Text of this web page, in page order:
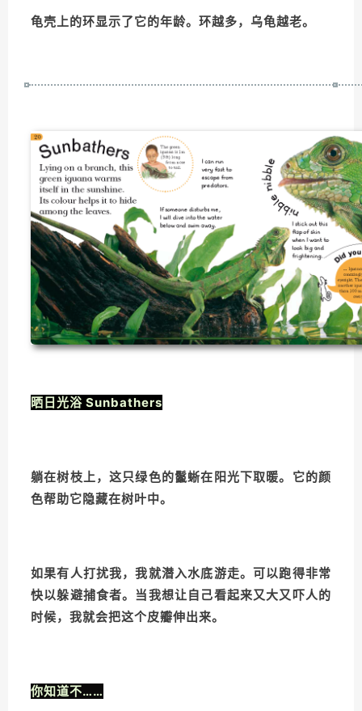
龟壳上的环显示了它的年龄。环越多，乌龟越老。
晒日光浴 Sunbathers
躺在树枝上，这只绿色的鬣蜥在阳光下取暖。它的颜
色帮助它隐藏在树叶中。
如果有人打扰我，我就潜入水底游走。可以跑得非常
快以躲避捕食者。当我想让自己看起来又大又吓人的
时候，我就会把这个皮瓣伸出来。
你知道不……